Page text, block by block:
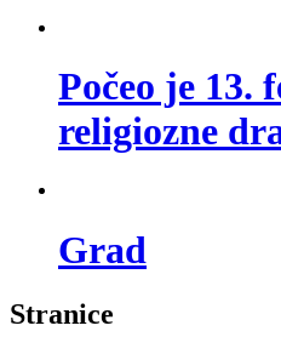
Počeo je 13.
religiozne
Grad
Stranice